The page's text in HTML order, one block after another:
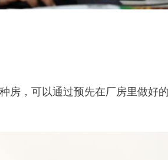
，可以通过预先在厂房里做好的